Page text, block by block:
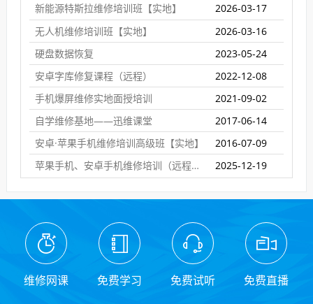
新能源特斯拉维修培训班【实地】
2026-03-17
无人机维修培训班【实地】
2026-03-16
硬盘数据恢复
2023-05-24
安卓字库修复课程（远程）
2022-12-08
手机爆屏维修实地面授培训
2021-09-02
自学维修基地——迅维课堂
2017-06-14
安卓·苹果手机维修培训高级班【实地】
2016-07-09
苹果手机、安卓手机维修培训（远程网络班）
2025-12-19
维修网课 免费学习 免费试听 免费直播